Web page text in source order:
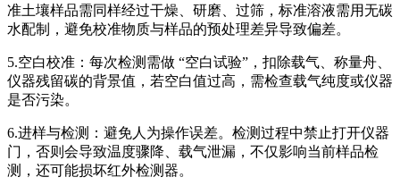
准土壤样品需同样经过干燥、研磨、过筛，标准溶液需用无碳
水配制，避免校准物质与样品的预处理差异导致偏差。
5.空白校准：每次检测需做 “空白试验”，扣除载气、称量舟、
仪器残留碳的背景值，若空白值过高，需检查载气纯度或仪器
是否污染。
6.进样与检测：避免人为操作误差。检测过程中禁止打开仪器
门，否则会导致温度骤降、载气泄漏，不仅影响当前样品检
测，还可能损坏红外检测器。